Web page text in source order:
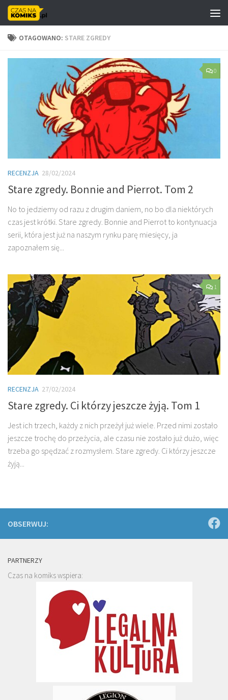
Skip to content
OTAGOWANO: STARE ZGREDY
0
RECENZJA 28/02/2024
Stare zgredy. Bonnie and Pierrot. Tom 2
No to jedziemy od razu z drugim daniem, no bo dla niektórych
czas jest krótki. Stare zgredy. Bonnie and Pierrot to kontynuacja
serii, która jest już na naszym rynku parę miesięcy, ja
zapoznałem się...
1
RECENZJA 27/02/2024
Stare zgredy. Ci którzy jeszcze żyją. Tom 1
Jest ich trzech, każdy z nich przeżył już wiele. Przed nimi zostało
jeszcze trochę do przeżycia, ale czasu nie zostało już dużo, więc
trzeba go spędzać z rozmysłem. Stare zgredy. Ci którzy jeszcze
żyją...
OBSERWUJ:
PARTNERZY
Czas na komiks wspiera: